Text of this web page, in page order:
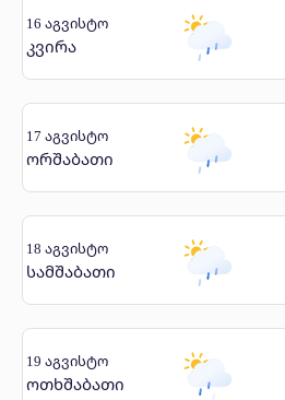
16 აგვისტო
კვირა
17 აგვისტო
ორშაბათი
18 აგვისტო
სამშაბათი
19 აგვისტო
ოთხშაბათი